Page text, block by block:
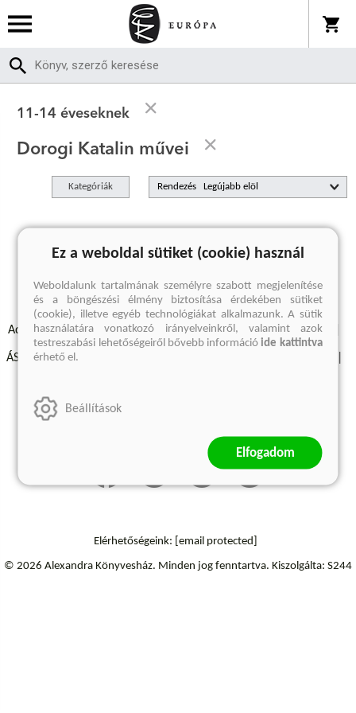
11-14 éveseknek
Dorogi Katalin művei
Kategóriák Rendezés
A keresett kifejezésre nincs találat
Adatvédelmi szabályzatok Elállási felmondási nyilatkozat
ÁSZF - Vásárlási feltételek
Szállítási információk
Elérhetőségeink: [email protected]
© 2026 Alexandra Könyvesház. Minden jog fenntartva. Kiszolgálta: S244
Ez a weboldal sütiket (cookie) használ
Weboldalunk tartalmának személyre szabott megjelenítése
és a böngészési élmény biztosítása érdekében sütiket
(cookie), illetve egyéb technológiákat alkalmazunk. A sütik
használatára vonatkozó irányelveinkről, valamint azok
testreszabási lehetőségeiről bővebb információide kattintva
érhető el.
Beállítások
Elfogadom